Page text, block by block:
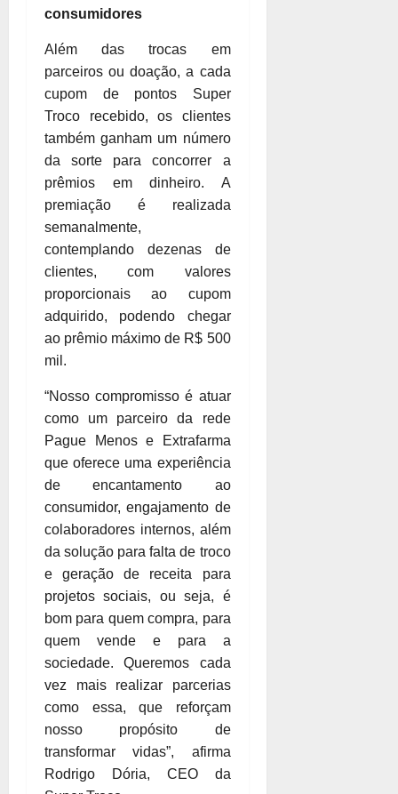
consumidores
Além das trocas em
parceiros ou doação, a cada
cupom de pontos Super
Troco recebido, os clientes
também ganham um número
da sorte para concorrer a
prêmios em dinheiro. A
premiação é realizada
semanalmente,
contemplando dezenas de
clientes, com valores
proporcionais ao cupom
adquirido, podendo chegar
ao prêmio máximo de R$ 500
mil.
“Nosso compromisso é atuar
como um parceiro da rede
Pague Menos e Extrafarma
que oferece uma experiência
de encantamento ao
consumidor, engajamento de
colaboradores internos, além
da solução para falta de troco
e geração de receita para
projetos sociais, ou seja, é
bom para quem compra, para
quem vende e para a
sociedade. Queremos cada
vez mais realizar parcerias
como essa, que reforçam
nosso propósito de
transformar vidas”, afirma
Rodrigo Dória, CEO da